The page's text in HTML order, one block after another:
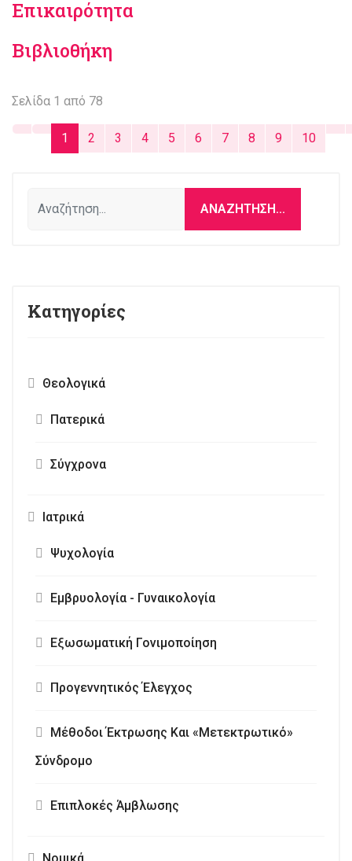
Επικαιρότητα
Βιβλιοθήκη
Σελίδα 1 από 78
1 2 3 4 5 6 7 8 9 10
ΑΝΑΖΉΤΗΣΗ...
Κατηγορίες
Θεολογικά
Πατερικά
Σύγχρονα
Ιατρικά
Ψυχολογία
Εμβρυολογία - Γυναικολογία
Εξωσωματική Γονιμοποίηση
Προγεννητικός Έλεγχος
Μέθοδοι Έκτρωσης Και «Μετεκτρωτικό»
Σύνδρομο
Επιπλοκές Άμβλωσης